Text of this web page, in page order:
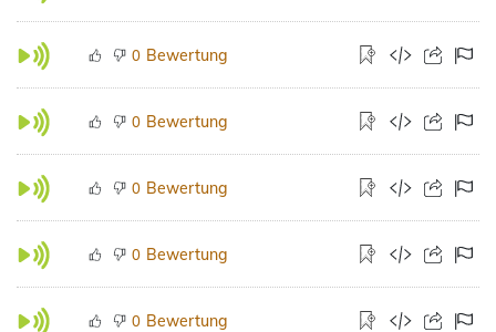
0 Bewertung
0 Bewertung
0 Bewertung
0 Bewertung
0 Bewertung